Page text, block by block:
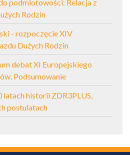
podmiotowości: Relacja z
Rodzin
- rozpoczęcie XIV
Dużych Rodzin
debat XI Europejskiego
Podsumowanie
latach historii ZDR3PLUS,
postulatach